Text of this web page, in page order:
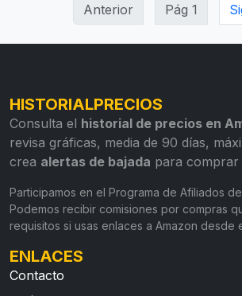
Anterior Pág 1
HISTORIALPRECIOS
Consulta el historial de precios en
revisa gráficas, media de 90 días,
crea alertas de bajada para comprar
Participamos en el Programa de Afiliados de
Podemos recibir comisiones por compras
requisitos si usas enlaces a Amazon desde
ENLACES
Contacto